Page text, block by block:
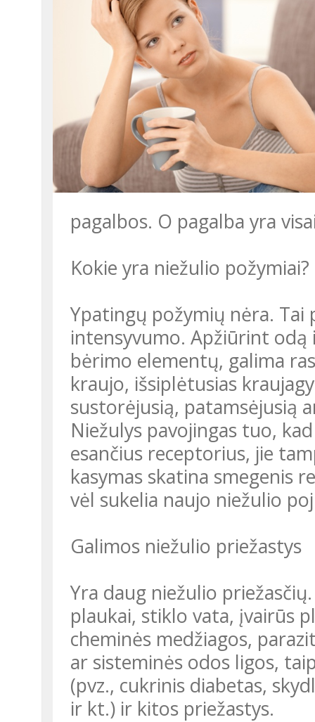
pagalbos. O pagalba yra
Kokie yra niežulio požymiai?
Ypatingų požymių nėra.
intensyvumo. Apžiūrint
bėrimo elementų, galima
kraujo, išsiplėtusias
sustorėjusią, patamsėjusią
Niežulys pavojingas tuo,
esančius receptorius, jie
kasymas skatina smegenis
vėl sukelia naujo niežulio
Galimos niežulio priežastys
Yra daug niežulio
plaukai, stiklo vata, įvairūs
cheminės medžiagos,
ar sisteminės odos ligos,
(pvz., cukrinis diabetas,
ir kt.) ir kitos priežastys.